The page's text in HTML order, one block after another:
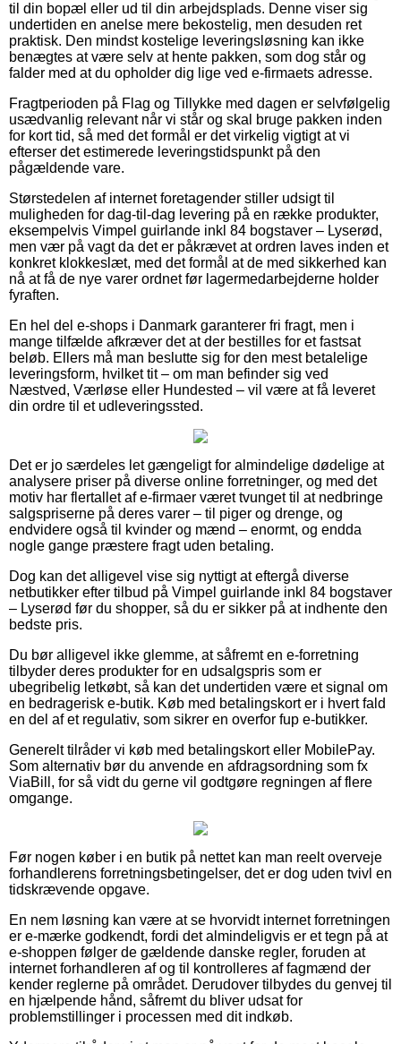
til din bopæl eller ud til din arbejdsplads. Denne viser sig
undertiden en anelse mere bekostelig, men desuden ret
praktisk. Den mindst kostelige leveringsløsning kan ikke
benægtes at være selv at hente pakken, som dog står og
falder med at du opholder dig lige ved e-firmaets adresse.
Fragtperioden på Flag og Tillykke med dagen er selvfølgelig
usædvanlig relevant når vi står og skal bruge pakken inden
for kort tid, så med det formål er det virkelig vigtigt at vi
efterser det estimerede leveringstidspunkt på den
pågældende vare.
Størstedelen af internet foretagender stiller udsigt til
muligheden for dag-til-dag levering på en række produkter,
eksempelvis Vimpel guirlande inkl 84 bogstaver – Lyserød,
men vær på vagt da det er påkrævet at ordren laves inden et
konkret klokkeslæt, med det formål at de med sikkerhed kan
nå at få de nye varer ordnet før lagermedarbejderne holder
fyraften.
En hel del e-shops i Danmark garanterer fri fragt, men i
mange tilfælde afkræver det at der bestilles for et fastsat
beløb. Ellers må man beslutte sig for den mest betalelige
leveringsform, hvilket tit – om man befinder sig ved
Næstved, Værløse eller Hundested – vil være at få leveret
din ordre til et udleveringssted.
Det er jo særdeles let gængeligt for almindelige dødelige at
analysere priser på diverse online forretninger, og med det
motiv har flertallet af e-firmaer været tvunget til at nedbringe
salgspriserne på deres varer – til piger og drenge, og
endvidere også til kvinder og mænd – enormt, og endda
nogle gange præstere fragt uden betaling.
Dog kan det alligevel vise sig nyttigt at eftergå diverse
netbutikker efter tilbud på Vimpel guirlande inkl 84 bogstaver
– Lyserød før du shopper, så du er sikker på at indhente den
bedste pris.
Du bør alligevel ikke glemme, at såfremt en e-forretning
tilbyder deres produkter for en udsalgspris som er
ubegribelig letkøbt, så kan det undertiden være et signal om
en bedragerisk e-butik. Køb med betalingskort er i hvert fald
en del af et regulativ, som sikrer en overfor fup e-butikker.
Generelt tilråder vi køb med betalingskort eller MobilePay.
Som alternativ bør du anvende en afdragsordning som fx
ViaBill, for så vidt du gerne vil godtgøre regningen af flere
omgange.
Før nogen køber i en butik på nettet kan man reelt overveje
forhandlerens forretningsbetingelser, det er dog uden tvivl en
tidskrævende opgave.
En nem løsning kan være at se hvorvidt internet forretningen
er e-mærke godkendt, fordi det almindeligvis er et tegn på at
e-shoppen følger de gældende danske regler, foruden at
internet forhandleren af og til kontrolleres af fagmænd der
kender reglerne på området. Derudover tilbydes du genvej til
en hjælpende hånd, såfremt du bliver udsat for
problemstillinger i processen med dit indkøb.